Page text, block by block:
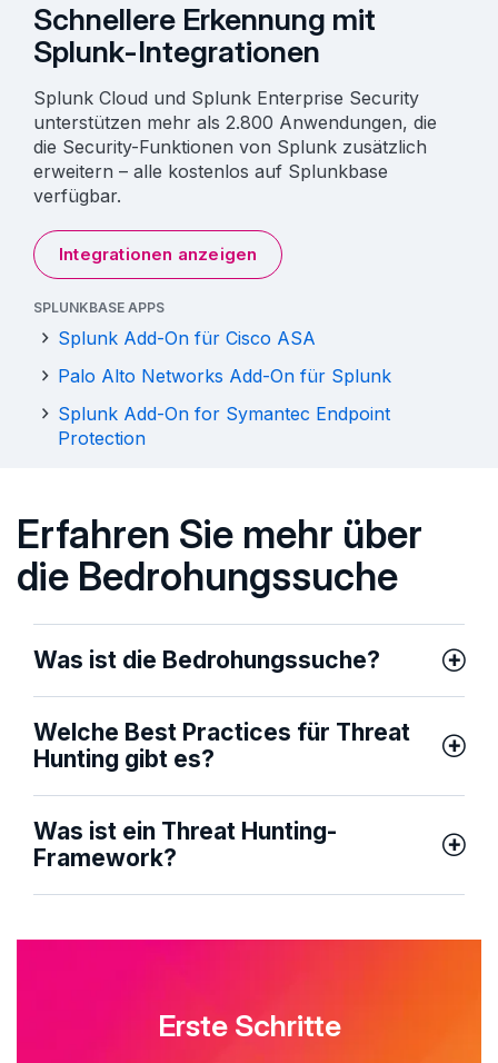
Schnellere Erkennung mit
Splunk-Integrationen
Splunk Cloud und Splunk Enterprise Security
unterstützen mehr als 2.800 Anwendungen, die
die Security-Funktionen von Splunk zusätzlich
erweitern – alle kostenlos auf Splunkbase
verfügbar.
Integrationen anzeigen
SPLUNKBASE APPS
Splunk Add-On für Cisco ASA
Palo Alto Networks Add-On für Splunk
Splunk Add-On for Symantec Endpoint
Protection
Erfahren Sie mehr über
die Bedrohungssuche
Was ist die Bedrohungssuche?
Welche Best Practices für Threat
Hunting gibt es?
Was ist ein Threat Hunting-
Framework?
Erste Schritte